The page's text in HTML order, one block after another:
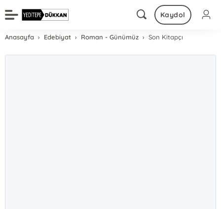
Kaydol
Anasayfa Edebiyat Roman - Günümüz Son Kitapçı